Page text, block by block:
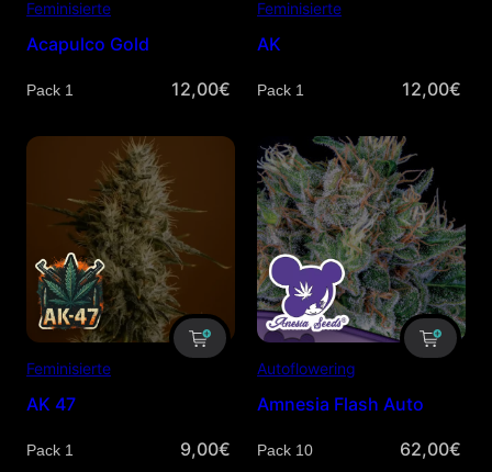
Feminisierte
Acapulco Gold
Menge 12,00€
Feminisierte
AK
Menge 12,00€
Feminisierte
AK 47
Menge 9,00€
Autoflowering
Amnesia Flash Auto
Menge 62,00€